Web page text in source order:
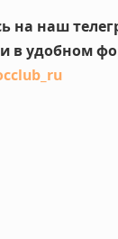
на наш
в удобном